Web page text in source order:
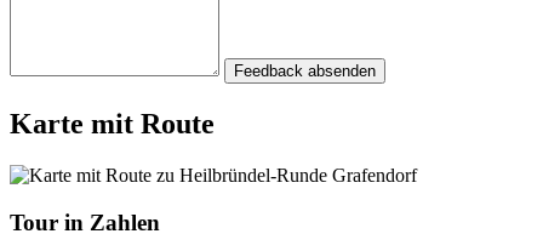
Feedback absenden
Karte mit Route
Tour in Zahlen